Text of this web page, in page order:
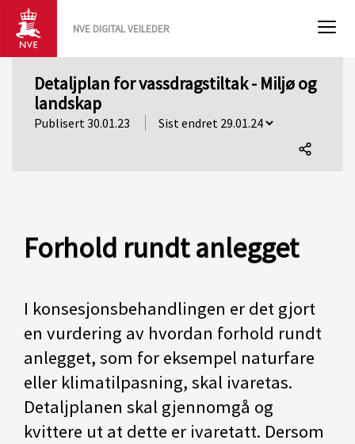
NVE DIGITAL VEILEDER
Detaljplan for vassdragstiltak - Miljø og
landskap
Publisert 30.01.23
Forhold rundt anlegget
I konsesjonsbehandlingen er det gjort
en vurdering av hvordan forhold rundt
anlegget, som for eksempel naturfare
eller klimatilpasning, skal ivaretas.
Detaljplanen skal gjennomgå og
kvittere ut at dette er ivaretatt. Dersom